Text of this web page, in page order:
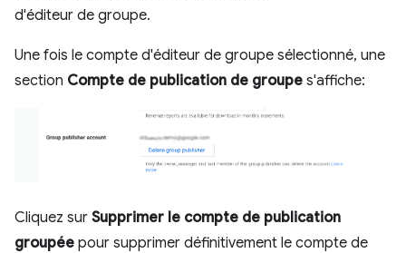
d'éditeur de groupe.
Une fois le compte d'éditeur de groupe sélectionné, une
section Compte de publication de groupe s'affiche:
Cliquez sur Supprimer le compte de publication
groupée pour supprimer définitivement le compte de